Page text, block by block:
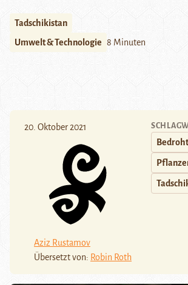
Tadschikistan
Umwelt & Technologie 8 Minuten
20. Oktober 2021
Aziz Rustamov
Übersetzt von: Robin Roth